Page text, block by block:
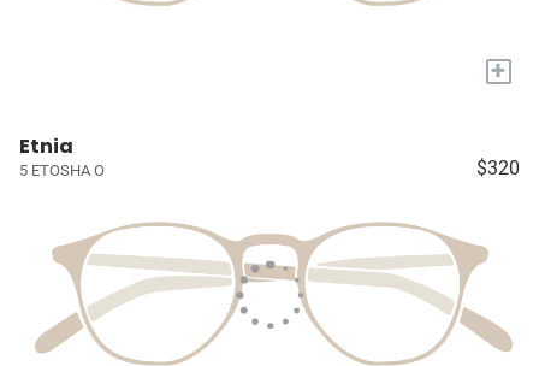
+
Etnia
5 ETOSHA O $320